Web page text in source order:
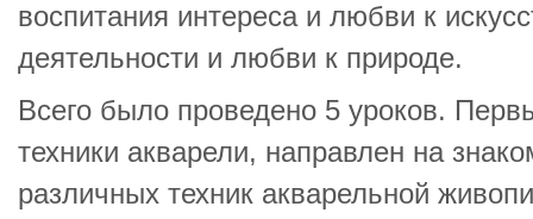
воспитания интереса и любви к
деятельности и любви к природе.
Всего было проведено 5 уроков.
техники акварели, направлен на
различных техник акварельной